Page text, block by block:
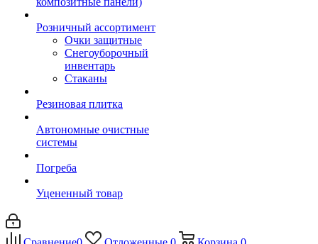
Розничный ассортимент
Очки защитные
Снегоуборочный
инвентарь
Стаканы
Резиновая плитка
Автономные очистные
системы
Погреба
Уцененный товар